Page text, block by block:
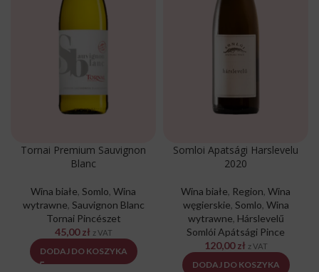
Tornai Premium Sauvignon
Blanc
Wina białe, Somlo, Wina
wytrawne, Sauvignon Blanc
Tornai Pincészet
45,00zł z VAT
DODAJ DO KOSZYKA
Somloi Apatsági Harslevelu
2020
Wina białe, Region, Wina
węgierskie, Somlo, Wina
wytrawne, Hárslevelű
Somlói Apátsági Pince
120,00zł z VAT
DODAJ DO KOSZYKA